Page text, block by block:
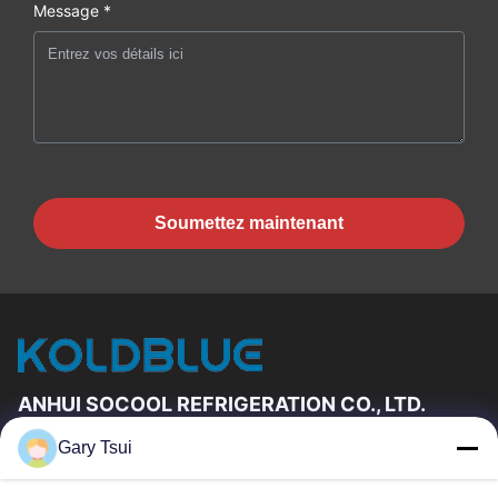
Message *
Soumettez maintenant
ANHUI SOCOOL REFRIGERATION CO., LTD.
Liens Rapides
Gary Tsui